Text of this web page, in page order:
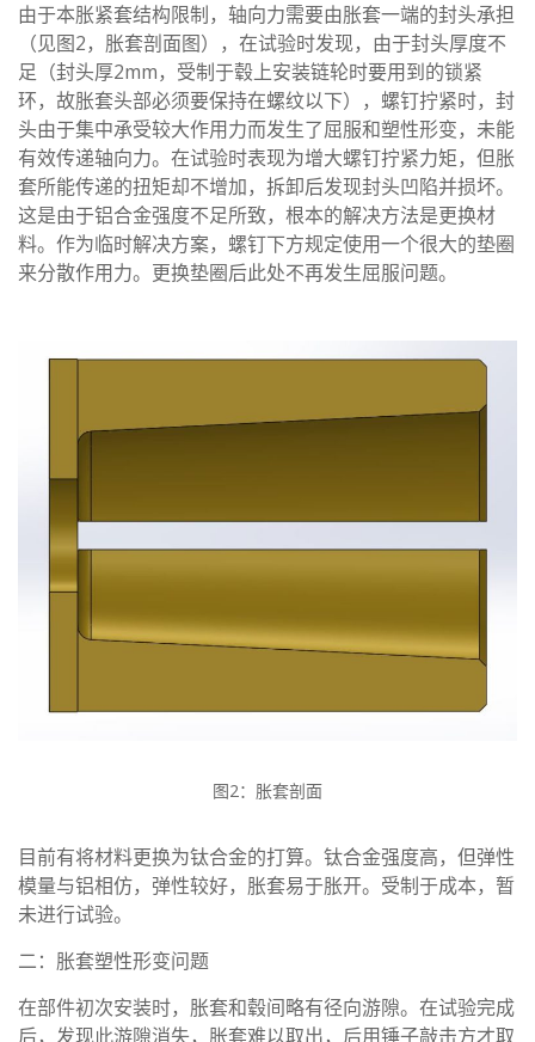
由于本胀紧套结构限制，轴向力需要由胀套一端的封头承担
（见图2，胀套剖面图），在试验时发现，由于封头厚度不
足（封头厚2mm，受制于毂上安装链轮时要用到的锁紧
环，故胀套头部必须要保持在螺纹以下），螺钉拧紧时，封
头由于集中承受较大作用力而发生了屈服和塑性形变，未能
有效传递轴向力。在试验时表现为增大螺钉拧紧力矩，但胀
套所能传递的扭矩却不增加，拆卸后发现封头凹陷并损坏。
这是由于铝合金强度不足所致，根本的解决方法是更换材
料。作为临时解决方案，螺钉下方规定使用一个很大的垫圈
来分散作用力。更换垫圈后此处不再发生屈服问题。
图2：胀套剖面
目前有将材料更换为钛合金的打算。钛合金强度高，但弹性
模量与铝相仿，弹性较好，胀套易于胀开。受制于成本，暂
未进行试验。
二：胀套塑性形变问题
在部件初次安装时，胀套和毂间略有径向游隙。在试验完成
后，发现此游隙消失，胀套难以取出，后用锤子敲击方才取